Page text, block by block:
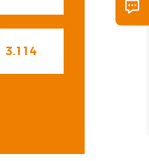
3.114